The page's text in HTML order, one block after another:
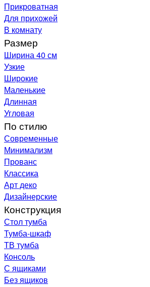
Прикроватная
Для прихожей
В комнату
Размер
Ширина 40 см
Узкие
Широкие
Маленькие
Длинная
Угловая
По стилю
Современные
Минимализм
Прованс
Классика
Арт деко
Дизайнерские
Конструкция
Стол тумба
Тумба-шкаф
ТВ тумба
Консоль
С ящиками
Без ящиков